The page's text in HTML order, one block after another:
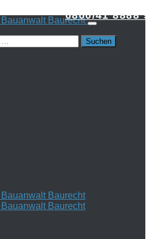
0800/41 8888 9